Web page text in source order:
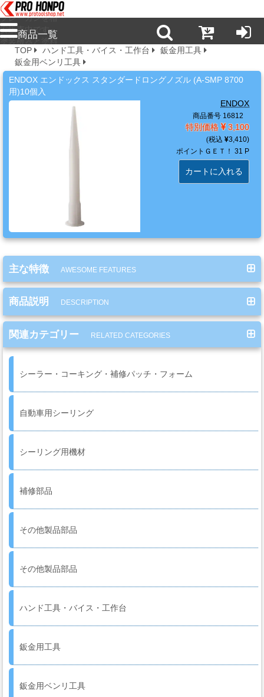
新
商
品・
溶
ミ
カ
ル
用
品
ー
リ
ー
カ
ス
タ
系
材
マ
ッ
ブ
ラ
シ
プロ本舗ではス
プレーガンを格
安販売中です。
塗装機器と塗料
の販売は京都の
プロホンポで！
商品一覧
TOP ハンド工具・バイス・工作台
鈑金用工具
鈑金用ベンリ工具
ENDOX エンドックス スタンダードロングノズル (A-SMP 8700
用)10個入
ENDOX
商品番号 16812
特別価格 3,100
3,410
ポイントＧＥＴ！ 31 P
カートに入れる
主な特徴 AWESOME FEATURES
商品説明 DESCRIPTION
関連カテゴリー RELATED CATEGORIES
シーラー・コーキング・補修パッチ・フォーム
自動車用シーリング
シーリング用機材
補修部品
その他製品部品
その他製品部品
ハンド工具・バイス・工作台
鈑金用工具
鈑金用ベンリ工具